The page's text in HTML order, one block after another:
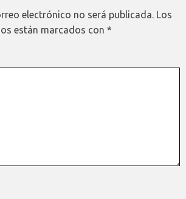
electrónico no será publicada. Los
están marcados con *